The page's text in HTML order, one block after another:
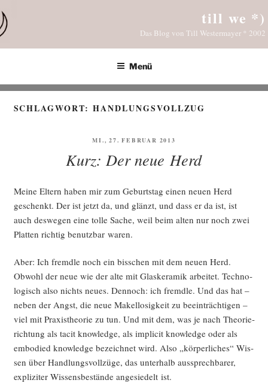
Inhalt
springen
till we *)
Das Blog von Till Westermayer * 2002
Menü
SCHLAGWORT:HANDLUNGSVOLLZUG
VERÖFFENTLICHT
MI., 27. FEBRUAR 2013
Kurz: Der neue Herd
Mei­ne Eltern haben mir zum Geburts­tag einen neu­en Herd
geschenkt. Der ist jetzt da, und glänzt, und dass er da ist, ist
auch des­we­gen eine tol­le Sache, weil beim alten nur noch zwei
Plat­ten rich­tig benutz­bar waren.
Aber: Ich fremd­le noch ein biss­chen mit dem neu­en Herd.
Obwohl der neue wie der alte mit Glas­ke­ra­mik arbei­tet. Tech­no­
lo­gisch also nichts neu­es. Den­noch: ich fremd­le. Und das hat –
neben der Angst, die neue Makel­lo­sig­keit zu beein­träch­ti­gen –
viel mit Pra­xis­theo­rie zu tun. Und mit dem, was je nach Theo­rie­
rich­tung als tacit know­ledge, als impli­cit know­ledge oder als
embo­di­ed know­ledge bezeich­net wird. Also „kör­per­li­ches“ Wis­
sen über Hand­lungs­voll­zü­ge, das unter­halb aus­sprech­ba­rer,
expli­zi­ter Wis­sens­be­stän­de ange­sie­delt ist.